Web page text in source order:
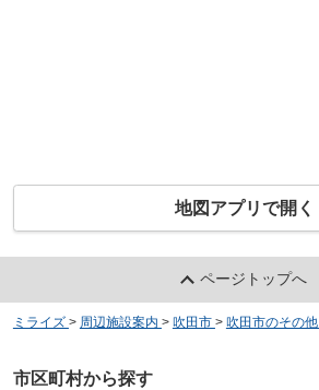
地図アプリで開く
ページトップへ
ミライズ > 周辺施設案内 > 吹田市 > 吹田市のその他
市区町村から探す